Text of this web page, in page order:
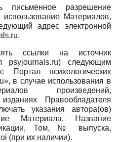
разрешение
Материалов,
адрес электронной
ссылки на источник
psyjournals.ru) следующим
Портал психологических
в случае использования в
произведений,
Правообладателя
указания автора(ов)
Материала, Название
Том, № выпуска,
(при их наличии).